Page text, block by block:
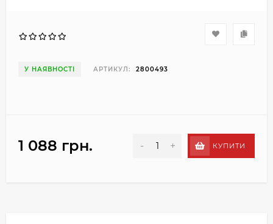
У НАЯВНОСТІ АРТИКУЛ: 2800493
1 088 грн. - + КУПИТИ